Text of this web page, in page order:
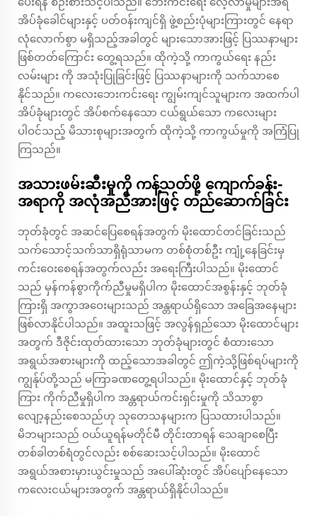
အိပ်ခုံခေါင်များနှင့် ပတ်ဝန်းကျင်ရှိ ဖွဲ့စည်းပုံများကြားတွင် နေရာ
လုံလောက်စွာ မရှိသည့်အခါတွင် များသောအားဖြင့် ပြဿနာများ
ဖြစ်တတ်ကြောင်း တွေ့ရသည်။ ထိုကဲ့သို့ ကာကွယ်ရေး နည်း
လမ်းများ ကို အသုံးပြုခြင်းဖြင့် ပြဿနာများကို သက်သာစေ
နိုင်သည်။ ကလေးဘေးကင်းရေး ကျွမ်းကျင်သူများက အထက်ပါ
အိပ်ခုံများတွင် အိပ်စက်နေသော ငယ်ရွယ်သော ကလေးများ
ပါဝင်သည့် မိသားစုများအတွက် ထိုကဲ့သို့ ကာကွယ်မှုကို အကြံပြု
ကြသည်။
အသားဖမ်းဆီးမှုကို ကန့်သတ်ဖို့ ကျောက်ခန်း-
အရာကို အလုံအညီအားဖြင့် တည်ဆောက်ခြင်း
ဘုတ်ခုံတွင် အဆင်ပြေစေရန်အတွက် မိုးထောင်တင်ခြင်းသည်
သက်သောင့်သက်သာရှိရုံသာမက တစ်စုံတစ်ဦး ကျုံ့နေခြင်းမှ
ကင်းဝေးစေရန်အတွက်လည်း အရေးကြီးပါသည်။ မိုးထောင်
သည် မှန်ကန်စွာကိုက်ညီမှုမရှိပါက မိုးထောင်အစွန်းနှင့် ဘုတ်ခုံ
ကြားရှိ အကွာအဝေးများသည် အန္တရာယ်ရှိသော အခြေအနေများ
ဖြစ်လာနိုင်ပါသည်။ အထူးသဖြင့် အလွန်ရှည်သော မိုးထောင်များ
အတွက် ဒီဇိုင်းထုတ်ထားသော ဘုတ်ခုံများတွင် စံထားသော
အရွယ်အစားများကို ထည့်သောအခါတွင် ဤကဲ့သို့ဖြစ်ရပ်များကို
ကျွန်ုပ်တို့သည် မကြာခဏတွေ့ရပါသည်။ မိုးထောင်နှင့် ဘုတ်ခုံ
ကြား ကိုက်ညီမှုရှိပါက အန္တရာယ်ကင်းရှင်းမှုကို သိသာစွာ
လျော့နည်းစေသည်ဟု သုတေသနများက ပြသထားပါသည်။
မိဘများသည် ဝယ်ယူရန်မတိုင်မီ တိုင်းတာရန် သေချာစေပြီး
တစ်ခါတစ်ရံတွင်လည်း စစ်ဆေးသင့်ပါသည်။ မိုးထောင်
အရွယ်အစားမှားယွင်းမှုသည် အပေါ်ဆုံးတွင် အိပ်ပျော်နေသော
ကလေးငယ်များအတွက် အန္တရာယ်ရှိနိုင်ပါသည်။